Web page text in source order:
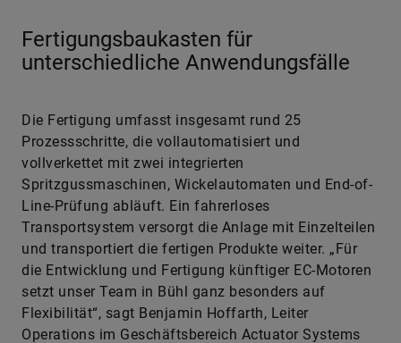
Fertigungsbaukasten für
unterschiedliche Anwendungsfälle
Die Fertigung umfasst insgesamt rund 25
Prozessschritte, die vollautomatisiert und
vollverkettet mit zwei integrierten
Spritzgussmaschinen, Wickelautomaten und End-of-
Line-Prüfung abläuft. Ein fahrerloses
Transportsystem versorgt die Anlage mit Einzelteilen
und transportiert die fertigen Produkte weiter. „Für
die Entwicklung und Fertigung künftiger EC-Motoren
setzt unser Team in Bühl ganz besonders auf
Flexibilität“, sagt Benjamin Hoffarth, Leiter
Operations im Geschäftsbereich Actuator Systems